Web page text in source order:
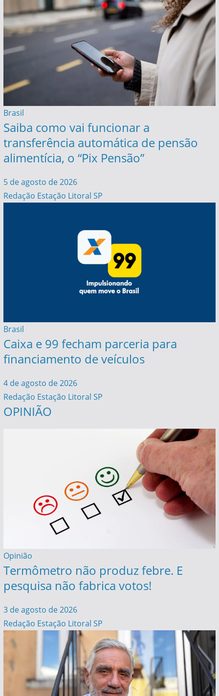
Brasil
Saiba como vai funcionar a
transferência automática de pensão
alimentícia, o “Pix Pensão”
5 de agosto de 2026
Redação Estação Litoral SP
Brasil
Caixa e 99 fecham parceria para
financiamento de veículos
4 de agosto de 2026
Redação Estação Litoral SP
OPINIÃO
Opinião
Termômetro não produz febre. E
pesquisa não fabrica votos!
3 de agosto de 2026
Redação Estação Litoral SP